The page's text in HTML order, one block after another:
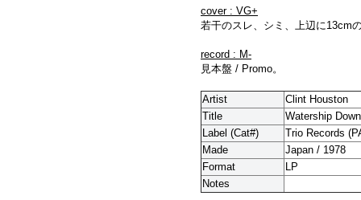
cover : VG+
若干のスレ、シミ、上辺に13cm
record : M-
見本盤 / Promo。
Artist
Clint Houston
Title
Watership Down
Label (Cat#)
Trio Records
Made
Japan / 1978
Format
LP
Notes